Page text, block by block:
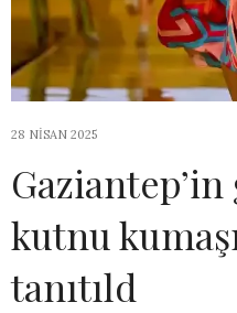
28 NISAN 2025
kutnu
tanıtıld